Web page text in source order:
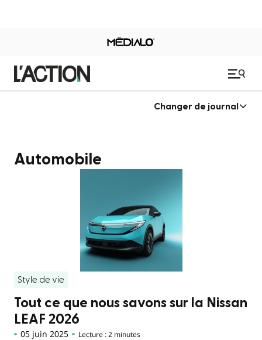
Changer de journal
Automobile
Style de vie
Tout ce que nous savons sur la Nissan
LEAF 2026
05 juin 2025 Lecture : 2 minutes